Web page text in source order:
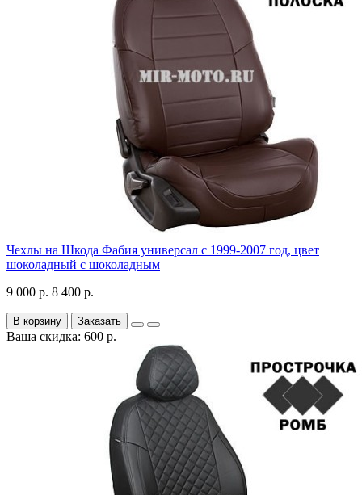
Чехлы на Шкода Фабия универсал с 1999-2007 год, цвет
шоколадный с шоколадным
9 000 р. 8 400 р.
В корзину Заказать
Ваша скидка: 600 р.